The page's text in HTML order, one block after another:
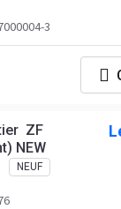
3
ZF
NEW
NEUF